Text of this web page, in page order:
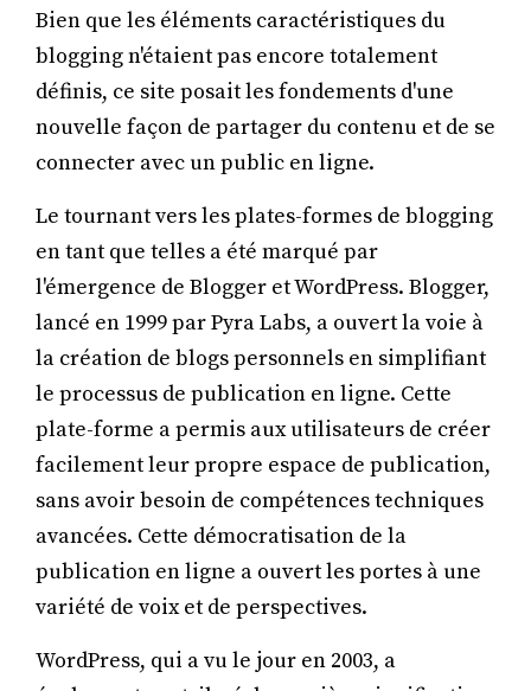
Bien que les éléments caractéristiques du
blogging n'étaient pas encore totalement
définis, ce site posait les fondements d'une
nouvelle façon de partager du contenu et de se
connecter avec un public en ligne.
Le tournant vers les plates-formes de blogging
en tant que telles a été marqué par
l'émergence de Blogger et WordPress. Blogger,
lancé en 1999 par Pyra Labs, a ouvert la voie à
la création de blogs personnels en simplifiant
le processus de publication en ligne. Cette
plate-forme a permis aux utilisateurs de créer
facilement leur propre espace de publication,
sans avoir besoin de compétences techniques
avancées. Cette démocratisation de la
publication en ligne a ouvert les portes à une
variété de voix et de perspectives.
WordPress, qui a vu le jour en 2003, a